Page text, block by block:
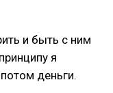
и быть с ним
я
деньги.